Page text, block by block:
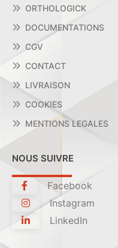
ORTHOLOGICK
DOCUMENTATIONS
CGV
CONTACT
LIVRAISON
COOKIES
MENTIONS LEGALES
NOUS SUIVRE
Facebook
Instagram
LinkedIn